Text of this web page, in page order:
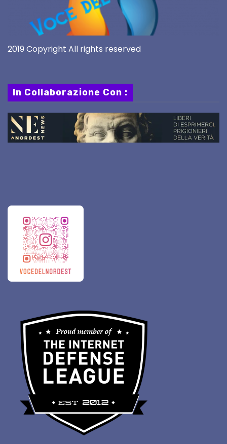
2019 Copyright All rights reserved
In Collaborazione Con :